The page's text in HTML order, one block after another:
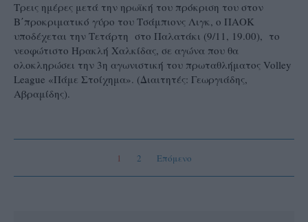
Τρεις ημέρες μετά την ηρωϊκή του πρόκριση του στον
Β΄προκριματικό γύρο του Τσάμπιονς Λιγκ, ο ΠΑΟΚ
υποδέχεται την Τετάρτη στο Παλατάκι (9/11, 19.00), το
νεοφώτιστο Ηρακλή Χαλκίδας, σε αγώνα που θα
ολοκληρώσει την 3η αγωνιστική του πρωταθλήματος Volley
League «Πάμε Στοίχημα». (Διαιτητές: Γεωργιάδης,
Αβραμίδης).
1 2 Επόμενο